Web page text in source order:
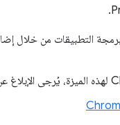
التطبيقات من خلال